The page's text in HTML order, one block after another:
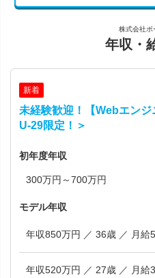
株式会社ボ
年収・
新着
未経験歓迎！【Webエン
U-29限定！＞
初年度年収
300万円～700万円
モデル年収
年収850万円
年収520万円